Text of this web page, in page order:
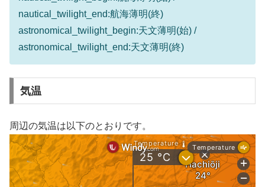
nautical_twilight_end:航海薄明(終)
astronomical_twilight_begin:天文薄明(始) /
astronomical_twilight_end:天文薄明(終)
気温
周辺の気温は以下のとおりです。